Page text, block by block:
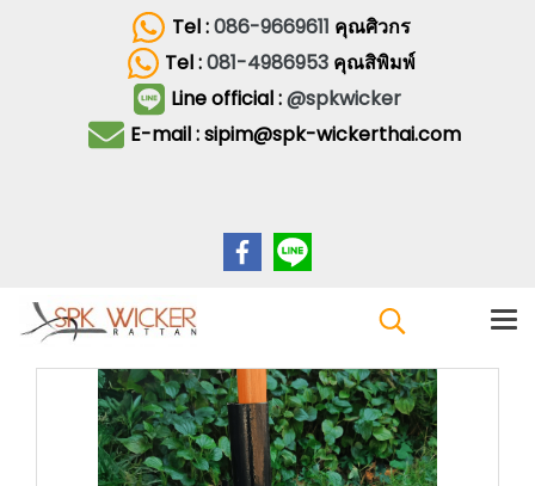
Tel :086-9669611 คุณศิวกร
Tel :081-4986953 คุณสิพิมพ์
Line official :@spkwicker
E-mail : sipim@spk-wickerthai.com